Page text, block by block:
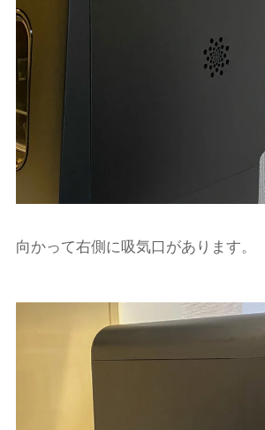
向かって右側に吸気口があります。